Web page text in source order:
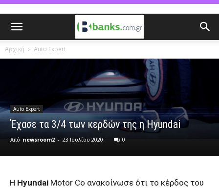
Αρχική Auto Expert
Auto Expert
Έχασε τα 3/4 των κερδών της η Hyundai
Από newsroom2 - 23 Ιουλίου 2020 0
Η Hyundai Motor Co ανακοίνωσε ότι το κέρδος του